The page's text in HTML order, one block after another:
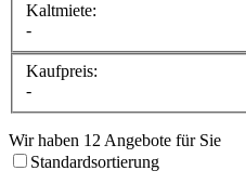
Kaltmiete:
-
Kaufpreis:
-
Wir haben 12 Angebote für Sie
Standardsortierung